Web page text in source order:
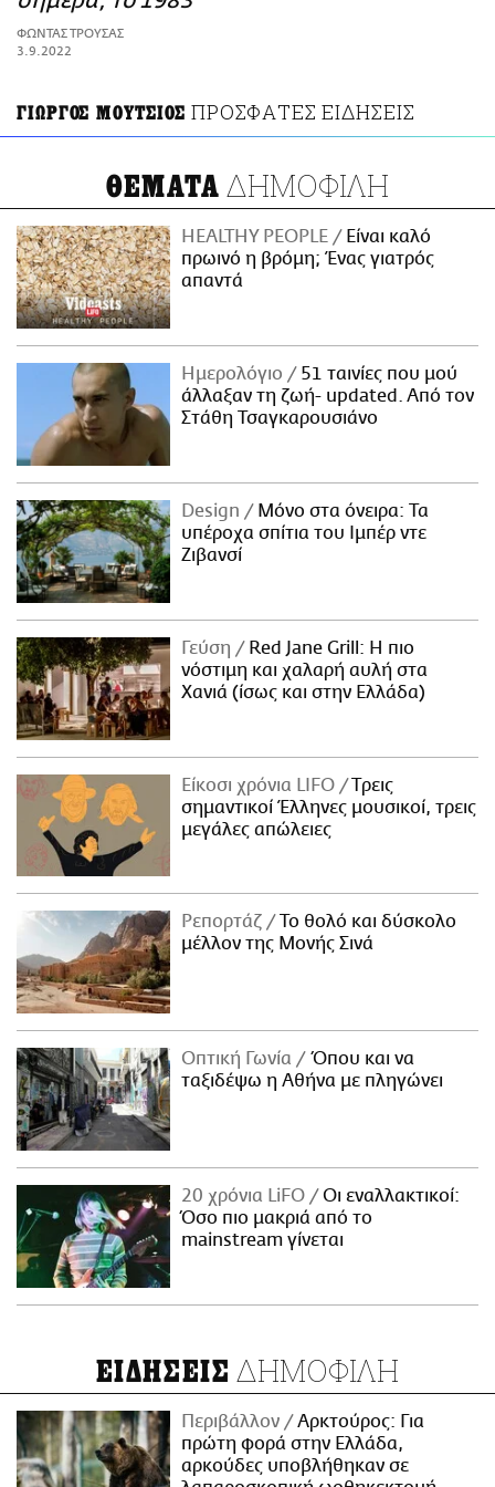
ΑΜΠΑ
PRINT
ΦΩΝΤΑΣ ΤΡΟΥΣΑΣ
3.9.2022
ΓΙΩΡΓΟΣ ΜΟΥΤΣΙΟΣ ΠΡΟΣΦΑΤΕΣ ΕΙΔΗΣΕΙΣ
ΘΕΜΑΤΑ ΔΗΜΟΦΙΛΗ
HEALTHY PEOPLE
Είναι καλό
πρωινό η βρόμη; Ένας γιατρός
απαντά
Ημερολόγιο
51 ταινίες που μού
άλλαξαν τη ζωή- updated. Aπό τον
Στάθη Τσαγκαρουσιάνο
Design
Μόνο στα όνειρα: Τα
υπέροχα σπίτια του Ιμπέρ ντε
Ζιβανσί
Γεύση
Red Jane Grill: Η πιο
νόστιμη και χαλαρή αυλή στα
Χανιά (ίσως και στην Ελλάδα)
Είκοσι χρόνια LIFO
Tρεις
σημαντικοί Έλληνες μουσικοί, τρεις
μεγάλες απώλειες
Ρεπορτάζ
Το θολό και δύσκολο
μέλλον της Μονής Σινά
Οπτική Γωνία
Όπου και να
ταξιδέψω η Αθήνα με πληγώνει
20 χρόνια LiFO
Οι εναλλακτικοί:
Όσο πιο μακριά από το
mainstream γίνεται
ΕΙΔΗΣΕΙΣ ΔΗΜΟΦΙΛΗ
Περιβάλλον
Αρκτούρος: Για
πρώτη φορά στην Ελλάδα,
αρκούδες υποβλήθηκαν σε